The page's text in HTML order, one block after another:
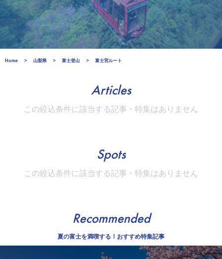
Home 山梨県 富士登山 富士宮ルート
Articles
この絞込条件に該当する記事・特集はありません
Spots
この絞込条件に該当する記事・特集はありません
Recommended
夏の富士を満喫する！おすすめ特集記事